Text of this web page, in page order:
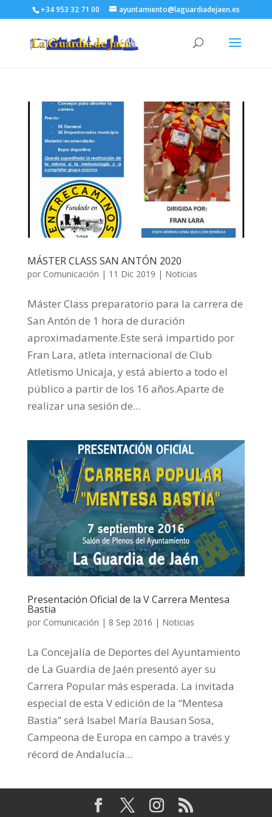
+34 953 32 71 00 ayuntamiento@laguardiadejaen.es
MÁSTER CLASS SAN ANTÓN 2020
por Comunicación | 11 Dic 2019 | Noticias
Máster Class preparatorio para la carrera de
San Antón de 1 hora de duración
aproximadamente.Este será impartido por
Fran Lara, atleta internacional de Club
Atletismo Unicaja, y está abierto a todo el
público a partir de los 16 años.Aparte de
realizar una sesión de...
Presentación Oficial de la V Carrera Mentesa
Bastia
por Comunicación | 8 Sep 2016 | Noticias
La Concejalía de Deportes del Ayuntamiento
de La Guardia de Jaén presentó ayer su
Carrera Popular más esperada. La invitada
especial de esta V edición de la “Mentesa
Bastia” será Isabel María Bausan Sosa,
Campeona de Europa en campo a través y
récord de Andalucía...